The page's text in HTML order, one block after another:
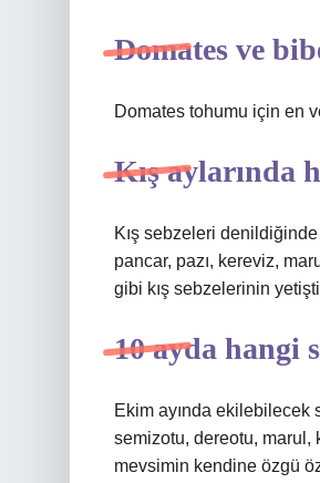
Domates ve
Domates tohumu için en
Kış aylarında
Kış sebzeleri denildiğinde
pancar, pazı, kereviz,
gibi kış sebzelerinin
10 ayda hangi
Ekim ayında
semizotu, dereotu, marul,
mevsimin kendine özgü